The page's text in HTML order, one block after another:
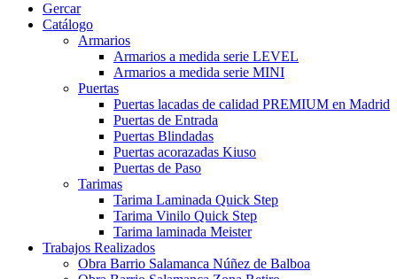
Gercar
Catálogo
Armarios
Armarios a medida serie LEVEL
Armarios a medida serie MINI
Puertas
Puertas lacadas de calidad PREMIUM en Madrid
Puertas de Entrada
Puertas Blindadas
Puertas acorazadas Kiuso
Puertas de Paso
Tarimas
Tarima Laminada Quick Step
Tarima Vinilo Quick Step
Tarima laminada Meister
Trabajos Realizados
Obra Barrio Salamanca Núñez de Balboa